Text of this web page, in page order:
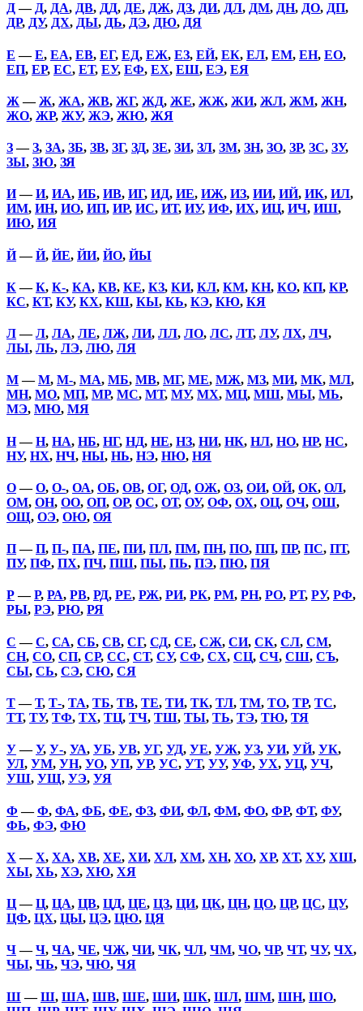
Д— Д, ДА, ДВ, ДД, ДЕ, ДЖ, ДЗ, ДИ, ДЛ, ДМ, ДН, ДО, ДП,
ДР, ДУ, ДХ, ДЫ, ДЬ, ДЭ, ДЮ, ДЯ
Е —Е, ЕА, ЕВ, ЕГ, ЕД, ЕЖ, ЕЗ, ЕЙ, ЕК, ЕЛ, ЕМ, ЕН, ЕО,
ЕП, ЕР, ЕС, ЕТ, ЕУ, ЕФ, ЕХ, ЕШ, ЕЭ, ЕЯ
Ж —Ж, ЖА, ЖВ, ЖГ, ЖД, ЖЕ, ЖЖ, ЖИ, ЖЛ, ЖМ, ЖН,
ЖО, ЖР, ЖУ, ЖЭ, ЖЮ, ЖЯ
З—З, ЗА, ЗБ, ЗВ, ЗГ, ЗД, ЗЕ, ЗИ, ЗЛ, ЗМ, ЗН, ЗО, ЗР, ЗС, ЗУ,
ЗЫ, ЗЮ, ЗЯ
И—И, ИА, ИБ, ИВ, ИГ, ИД, ИЕ, ИЖ, ИЗ, ИИ, ИЙ, ИК, ИЛ,
ИМ, ИН, ИО, ИП, ИР, ИС, ИТ, ИУ, ИФ, ИХ, ИЦ, ИЧ, ИШ,
ИЮ, ИЯ
Й—Й, ЙЕ, ЙИ, ЙО, ЙЫ
К—К, К-, КА, КВ, КЕ, КЗ, КИ, КЛ, КМ, КН, КО, КП, КР,
КС, КТ, КУ, КХ, КШ, КЫ, КЬ, КЭ, КЮ, КЯ
Л—Л, ЛА, ЛЕ, ЛЖ, ЛИ, ЛЛ, ЛО, ЛС, ЛТ, ЛУ, ЛХ, ЛЧ,
ЛЫ, ЛЬ, ЛЭ, ЛЮ, ЛЯ
М—М, М-, МА, МБ, МВ, МГ, МЕ, МЖ, МЗ, МИ, МК, МЛ,
МН, МО, МП, МР, МС, МТ, МУ, МХ, МЦ, МШ, МЫ, МЬ,
МЭ, МЮ, МЯ
Н—Н, НА, НБ, НГ, НД, НЕ, НЗ, НИ, НК, НЛ, НО, НР, НС,
НУ, НХ, НЧ, НЫ, НЬ, НЭ, НЮ, НЯ
О—О, О-, ОА, ОБ, ОВ, ОГ, ОД, ОЖ, ОЗ, ОИ, ОЙ, ОК, ОЛ,
ОМ, ОН, ОО, ОП, ОР, ОС, ОТ, ОУ, ОФ, ОХ, ОЦ, ОЧ, ОШ,
ОЩ, ОЭ, ОЮ, ОЯ
П—П, П-, ПА, ПЕ, ПИ, ПЛ, ПМ, ПН, ПО, ПП, ПР, ПС, ПТ,
ПУ, ПФ, ПХ, ПЧ, ПШ, ПЫ, ПЬ, ПЭ, ПЮ, ПЯ
Р—Р, РА, РВ, РД, РЕ, РЖ, РИ, РК, РМ, РН, РО, РТ, РУ, РФ,
РЫ, РЭ, РЮ, РЯ
С —С, СА, СБ, СВ, СГ, СД, СЕ, СЖ, СИ, СК, СЛ, СМ,
СН, СО, СП, СР, СС, СТ, СУ, СФ, СХ, СЦ, СЧ, СШ, СЪ,
СЫ, СЬ, СЭ, СЮ, СЯ
Т—Т, Т-, ТА, ТБ, ТВ, ТЕ, ТИ, ТК, ТЛ, ТМ, ТО, ТР, ТС,
ТТ, ТУ, ТФ, ТХ, ТЦ, ТЧ, ТШ, ТЫ, ТЬ, ТЭ, ТЮ, ТЯ
У—У, У-, УА, УБ, УВ, УГ, УД, УЕ, УЖ, УЗ, УИ, УЙ, УК,
УЛ, УМ, УН, УО, УП, УР, УС, УТ, УУ, УФ, УХ, УЦ, УЧ,
УШ, УЩ, УЭ, УЯ
Ф —Ф, ФА, ФБ, ФЕ, ФЗ, ФИ, ФЛ, ФМ, ФО, ФР, ФТ, ФУ,
ФЬ, ФЭ, ФЮ
Х —Х, ХА, ХВ, ХЕ, ХИ, ХЛ, ХМ, ХН, ХО, ХР, ХТ, ХУ, ХШ,
ХЫ, ХЬ, ХЭ, ХЮ, ХЯ
Ц—Ц, ЦА, ЦВ, ЦД, ЦЕ, ЦЗ, ЦИ, ЦК, ЦН, ЦО, ЦР, ЦС, ЦУ,
ЦФ, ЦХ, ЦЫ, ЦЭ, ЦЮ, ЦЯ
Ч—Ч, ЧА, ЧЕ, ЧЖ, ЧИ, ЧК, ЧЛ, ЧМ, ЧО, ЧР, ЧТ, ЧУ, ЧХ,
ЧЫ, ЧЬ, ЧЭ, ЧЮ, ЧЯ
Ш—Ш, ША, ШВ, ШЕ, ШИ, ШК, ШЛ, ШМ, ШН, ШО,